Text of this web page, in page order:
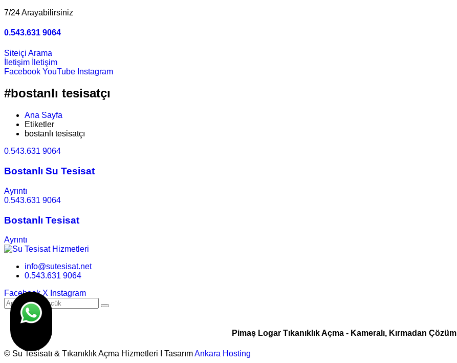
7/24 Arayabilirsiniz
0.543.631 9064
Siteiçi Arama
İletişim
İletişim
Facebook YouTube Instagram
#bostanlı tesisatçı
Ana Sayfa
Etiketler
bostanlı tesisatçı
0.543.631 9064
Bostanlı Su Tesisat
Ayrıntı
0.543.631 9064
Bostanlı Tesisat
Ayrıntı
info@sutesisat.net
0.543.631 9064
Facebook X Instagram
Pimaş Logar Tıkanıklık Açma - Kameralı, Kırmadan Çözüm
© Su Tesisatı & Tıkanıklık Açma Hizmetleri I TasarımAnkara Hosting